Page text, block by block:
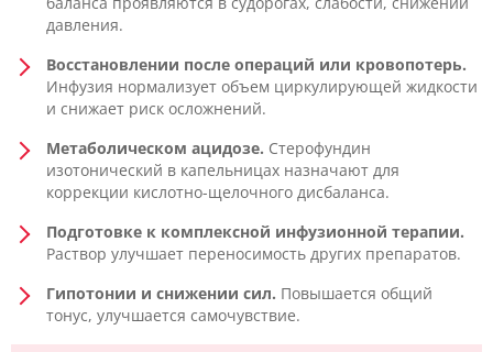
давления.
Восстановлении после операций или кровопотерь.
Инфузия нормализует объем циркулирующей жидкости
и снижает риск осложнений.
Метаболическом ацидозе. Стерофундин
изотонический в капельницах назначают для
коррекции кислотно-щелочного дисбаланса.
Подготовке к комплексной инфузионной терапии.
Раствор улучшает переносимость других препаратов.
Гипотонии и снижении сил. Повышается общий
тонус, улучшается самочувствие.